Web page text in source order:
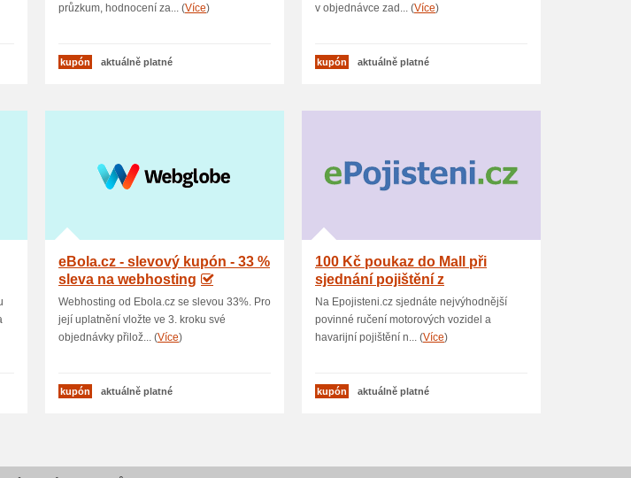
průzkum, hodnocení za... (Více)
kupón aktuálně platné
v objednávce zad... (Více)
kupón aktuálně platné
eBola.cz - slevový kupón - 33 %
sleva na webhosting
Webhosting od Ebola.cz se slevou 33%. Pro
její uplatnění vložte ve 3. kroku své
objednávky přilož... (Více)
kupón aktuálně platné
100 Kč poukaz do Mall při
sjednání pojištění z
Epojisteni.cz
Na Epojisteni.cz sjednáte nejvýhodnější
povinné ručení motorových vozidel a
havarijní pojištění n... (Více)
kupón aktuálně platné